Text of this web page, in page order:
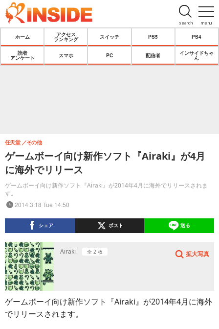
menu
search
ホーム
アクセス
ランキング
スイッチ PS5 PS4
読者
アンケート
スマホ PC 配信者
インサイドちゃ
ん
ゲームボーイ向け新作ソフト『Airaki』が4月
に海外でリリース
ゲームボーイ向け新作ソフト『Airaki』が2014年4月に海外でリリースされま
す。
任天堂 その他
2014.3.18 Tue 14:50
シェア ポスト 送る
Airaki 全 2 枚 拡大写真
ゲームボーイ向け新作ソフト『Airaki』が2014年4月に海外
でリリースされます。